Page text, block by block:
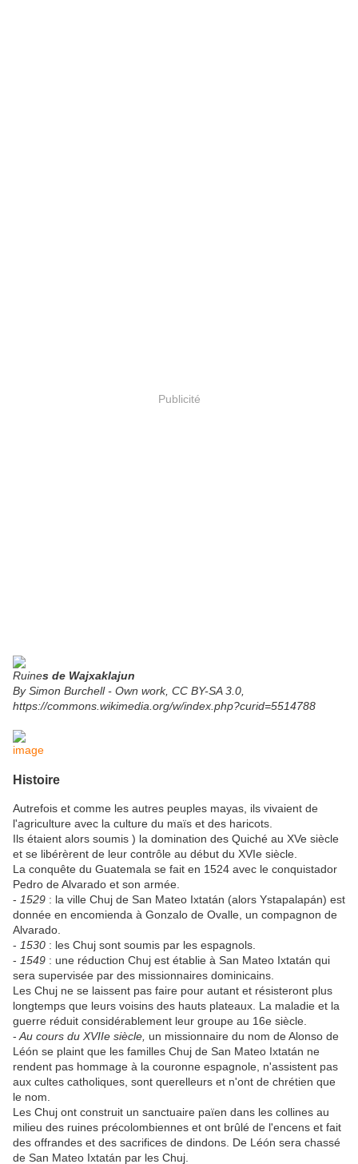
Publicité
Ruines de Wajxaklajun
By Simon Burchell - Own work, CC BY-SA 3.0,
https://commons.wikimedia.org/w/index.php?curid=5514788
image
Histoire
Autrefois et comme les autres peuples mayas, ils vivaient de
l'agriculture avec la culture du maïs et des haricots.
Ils étaient alors soumis ) la domination des Quiché au XVe siècle
et se libérèrent de leur contrôle au début du XVIe siècle.
La conquête du Guatemala se fait en 1524 avec le conquistador
Pedro de Alvarado et son armée.
- 1529 : la ville Chuj de San Mateo Ixtatán (alors Ystapalapán) est
donnée en encomienda à Gonzalo de Ovalle, un compagnon de
Alvarado.
- 1530 : les Chuj sont soumis par les espagnols.
- 1549 : une réduction Chuj est établie à San Mateo Ixtatán qui
sera supervisée par des missionnaires dominicains.
Les Chuj ne se laissent pas faire pour autant et résisteront plus
longtemps que leurs voisins des hauts plateaux. La maladie et la
guerre réduit considérablement leur groupe au 16e siècle.
-Au cours du XVIIe siècle, un missionnaire du nom de Alonso de
Léón se plaint que les familles Chuj de San Mateo Ixtatán ne
rendent pas hommage à la couronne espagnole, n'assistent pas
aux cultes catholiques, sont querelleurs et n'ont de chrétien que
le nom.
Les Chuj ont construit un sanctuaire païen dans les collines au
milieu des ruines précolombiennes et ont brûlé de l'encens et fait
des offrandes et des sacrifices de dindons. De Léón sera chassé
de San Mateo Ixtatán par les Chuj.